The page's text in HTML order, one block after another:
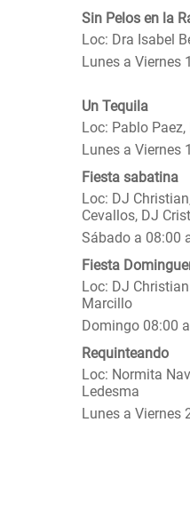
Sin Pelos en la
Loc: Dra Isabel
Lunes a Viernes
Un Tequila
Loc: Pablo Paez,
Lunes a Viernes
Fiesta sabatina
Loc: DJ
Cevallos, DJ
Sábado a 08:00
Fiesta
Loc: DJ
Marcillo
Domingo 08:00
Requinteando
Loc: Normita
Ledesma
Lunes a Viernes